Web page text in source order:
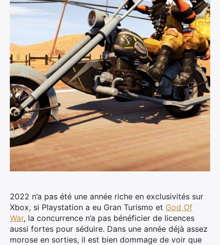
2022 n’a pas été une année riche en exclusivités sur
Xbox, si Playstation a eu Gran Turismo et God Of
War, la concurrence n’a pas bénéficier de licences
aussi fortes pour séduire. Dans une année déjà assez
morose en sorties, il est bien dommage de voir que